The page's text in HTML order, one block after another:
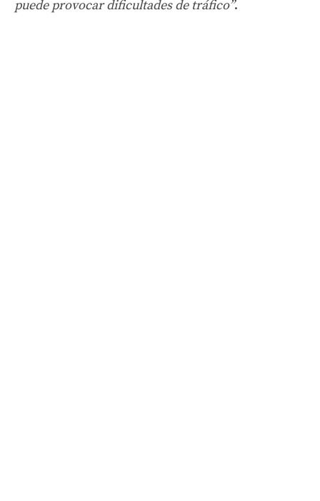
puede provocar dificultades de tráfico”.